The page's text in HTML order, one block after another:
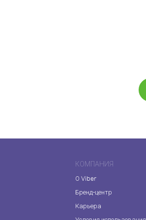
КОМПАНИЯ
О Viber
Бренд-центр
Карьера